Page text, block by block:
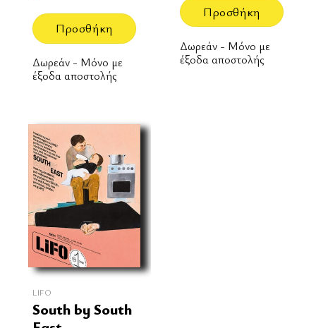
Προσθήκη
Δωρεάν - Μόνο με
έξοδα αποστολής
Προσθήκη
Δωρεάν - Μόνο με
έξοδα αποστολής
LIFO
South by South